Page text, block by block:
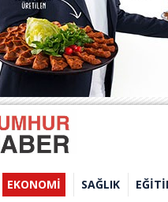
EKONOMİ SAĞLIK